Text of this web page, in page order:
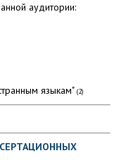
аудитории:
языкам" (2)